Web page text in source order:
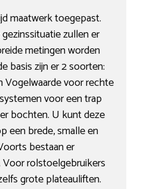
maatwerk toegepast.
zullen er
metingen worden
basis zijn er 2 soorten:
Vogelwaarde voor rechte
voor een trap
bochten. U kunt deze
een brede, smalle en
bestaan er
rolstoelgebruikers
grote plateauliften.